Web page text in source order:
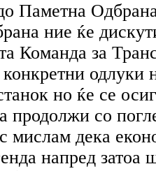
Паметна
ние ќе
Команда за
одлуки
но ќе се
продолжи со
мислам дека
напред затоа